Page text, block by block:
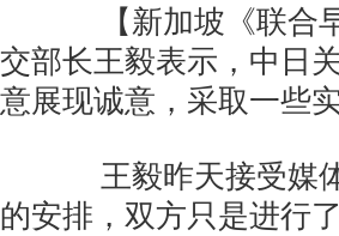
【新加坡《联合早
交部长王毅表示，中日
意展现诚意，采取一些
王毅昨天接受媒体
的安排，双方只是进行